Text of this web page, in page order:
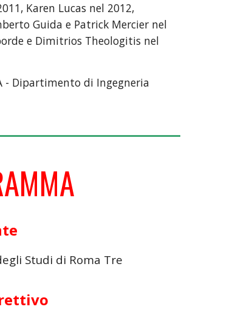
Karen Lucas nel 2012,
Guida e Patrick Mercier nel
e Dimitrios Theologitis nel
- Dipartimento di Ingegneria
Studi di Roma Tre